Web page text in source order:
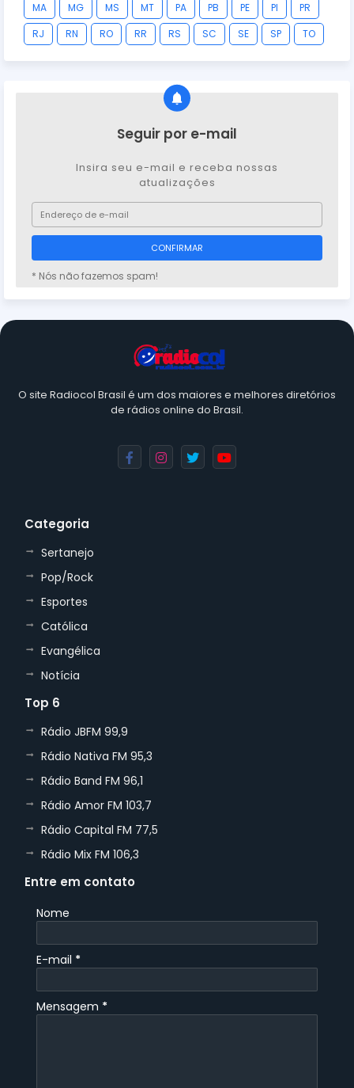
MA
MG MS MT PA PB PE PI
PR
RJ
RN RO RR RS SC SE SP TO
Seguir por e-mail
Insira seu e-mail e receba nossas
atualizações
* Nós não fazemos spam!
O site Radiocol Brasil é um dos maiores e melhores diretórios
de rádios online do Brasil.
Categoria
Sertanejo
Pop/Rock
Esportes
Católica
Evangélica
Notícia
Top 6
Rádio JBFM 99,9
Rádio Nativa FM 95,3
Rádio Band FM 96,1
Rádio Amor FM 103,7
Rádio Capital FM 77,5
Rádio Mix FM 106,3
Entre em contato
Nome
E-mail *
Mensagem *